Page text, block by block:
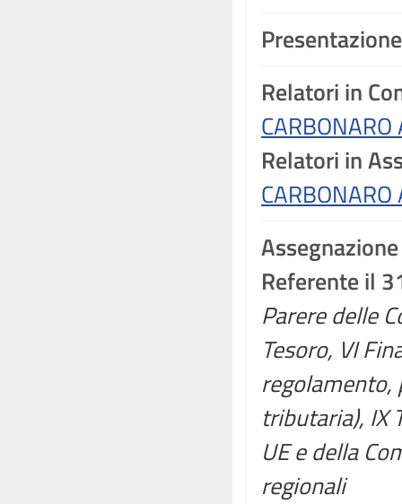
Relatori in
Relatori in
Assegnazione
Referente il
Parere delle
Tesoro, VI
tributaria), IX
UE e della
regionali